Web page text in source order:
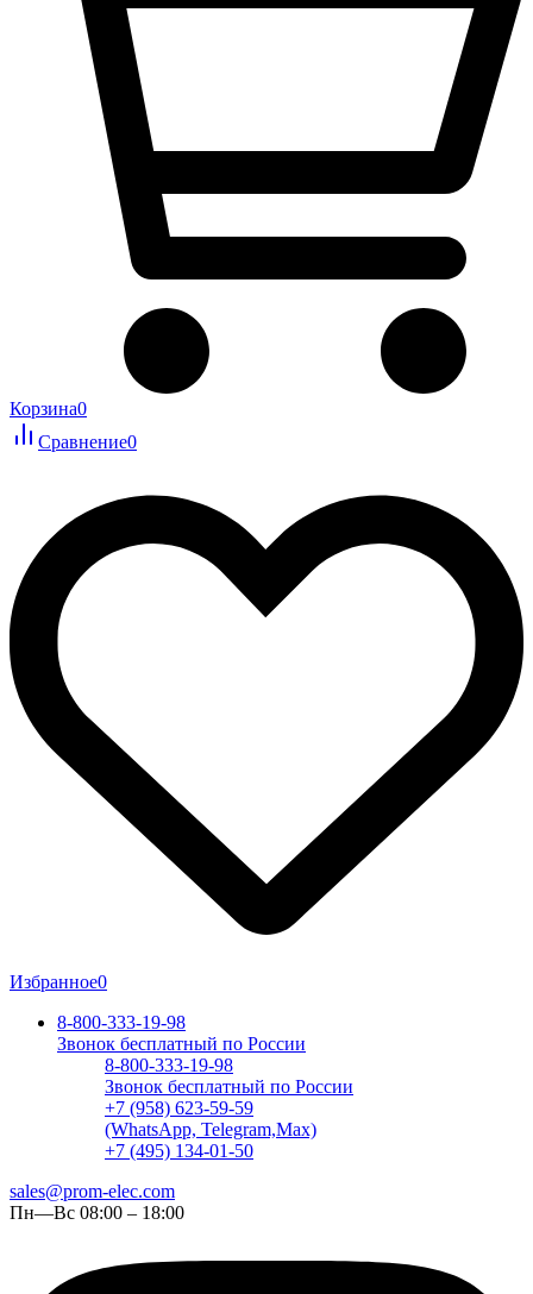
Корзина0
Сравнение0
Избранное0
8-800-333-19-98
Звонок бесплатный по России
8-800-333-19-98
Звонок бесплатный по России
+7 (958) 623-59-59
(WhatsApp, Telegram,Max)
+7 (495) 134-01-50
sales@prom-elec.com
Пн—Вс 08:00 – 18:00